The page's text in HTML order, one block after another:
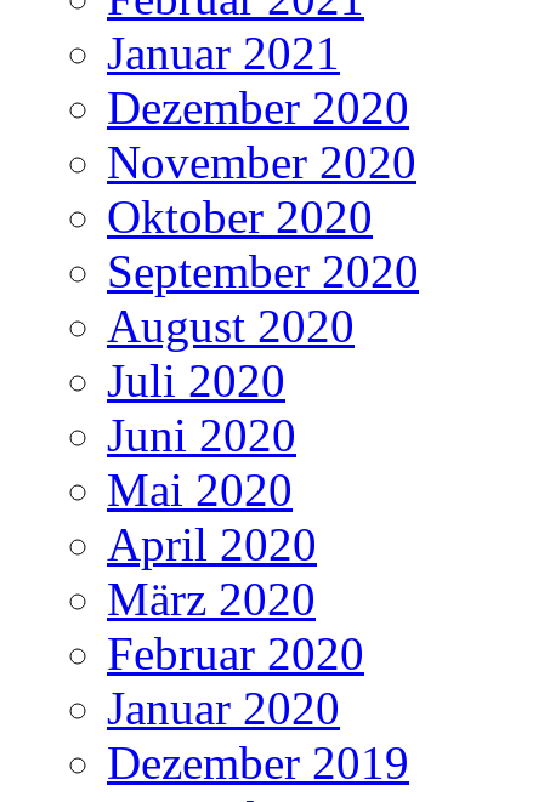
Januar 2021
Dezember 2020
November 2020
Oktober 2020
September 2020
August 2020
Juli 2020
Juni 2020
Mai 2020
April 2020
März 2020
Februar 2020
Januar 2020
Dezember 2019